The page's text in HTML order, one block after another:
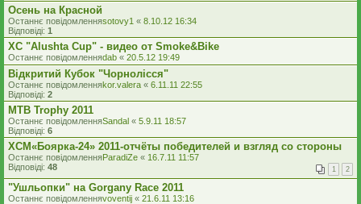
Осень на Красной
Останнє повідомленняsotovy1 « 8.10.12 16:34
Відповіді: 1
XC "Alushta Cup" - видео от Smoke&Bike
Останнє повідомленняdab « 20.5.12 19:49
Відкритий Кубок "Чорнолісся"
Останнє повідомленняkor.valera « 6.11.11 22:55
Відповіді: 2
MTB Trophy 2011
Останнє повідомленняSandal « 5.9.11 18:57
Відповіді: 6
XCM«Боярка-24» 2011-отчёты победителей и взгляд со стороны
Останнє повідомленняParadiZe « 16.7.11 11:57
Відповіді: 48 1 2
"Ушльопки" на Gorgany Race 2011
Останнє повідомленняvoventij « 21.6.11 13:16